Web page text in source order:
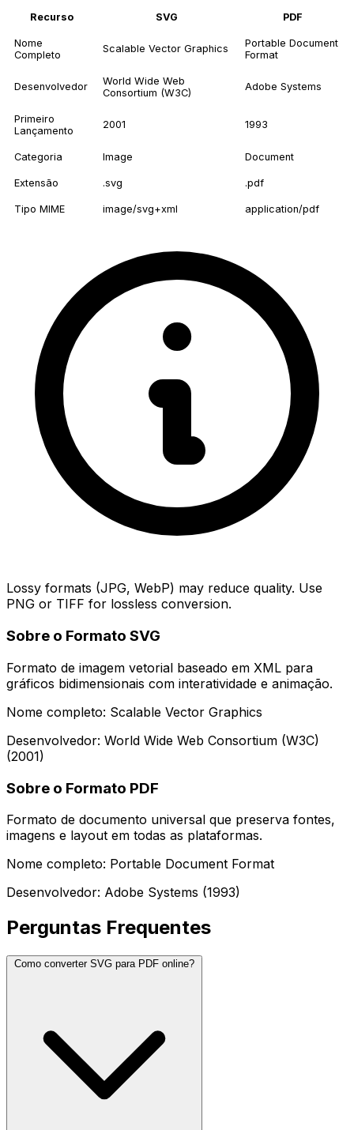
Recurso SVG PDF
Nome
Completo
Scalable Vector Graphics
Portable Document
Format
Desenvolvedor
World Wide Web
Consortium (W3C)
Adobe Systems
Primeiro
Lançamento
2001 1993
Categoria Image Document
Extensão .svg .pdf
Tipo MIME image/svg+xml application/pdf
Lossy formats (JPG, WebP) may reduce quality. Use
PNG or TIFF for lossless conversion.
Sobre o Formato SVG
Formato de imagem vetorial baseado em XML para
gráficos bidimensionais com interatividade e animação.
Nome completo: Scalable Vector Graphics
Desenvolvedor: World Wide Web Consortium (W3C)
(2001)
Sobre o Formato PDF
Formato de documento universal que preserva fontes,
imagens e layout em todas as plataformas.
Nome completo: Portable Document Format
Desenvolvedor: Adobe Systems (1993)
Perguntas Frequentes
Como converter SVG para PDF online?